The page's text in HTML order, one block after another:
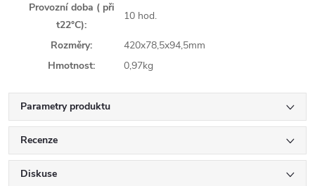
Provozní doba ( při
t22°C):
10 hod.
Rozměry:
420x78,5x94,5mm
Hmotnost:
0,97kg
Parametry produktu
Recenze
Diskuse